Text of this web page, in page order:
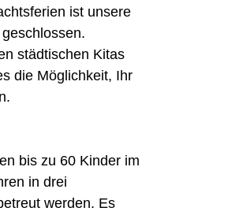
ist unsere
städtischen Kitas
die Möglichkeit, Ihr
bis zu 60 Kinder im
in drei
werden. Es